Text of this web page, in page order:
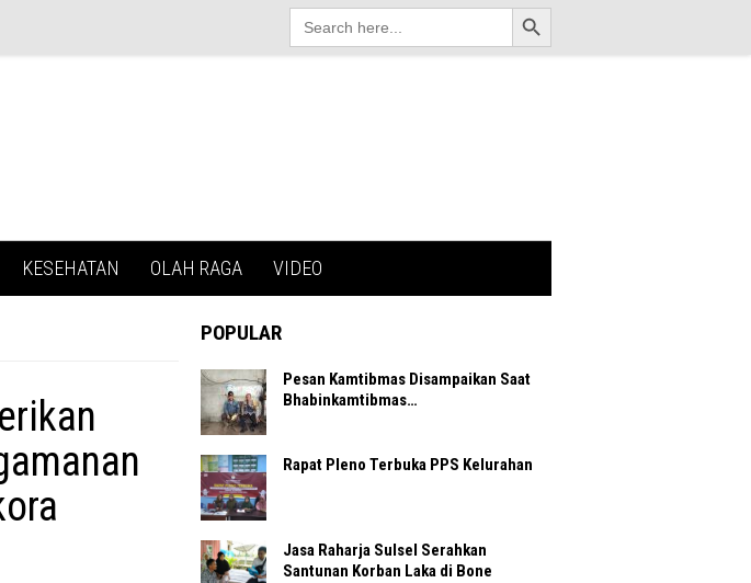
Search
for:
Search Button
KESEHATAN OLAH RAGA VIDEO
POPULAR
Pesan Kamtibmas Disampaikan Saat
Bhabinkamtibmas…
Rapat Pleno Terbuka PPS Kelurahan
Jasa Raharja Sulsel Serahkan
Santunan Korban Laka di Bone